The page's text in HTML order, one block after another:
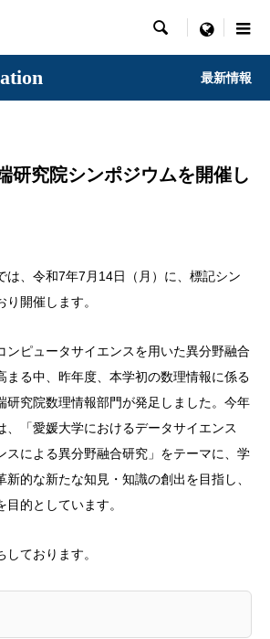
 menu
最新情報
研究院シンポジウムを開催し
は、令和7年7月14日（月）に、標記シン
開催します。
ンピュータサイエンスを用いた異分野融合
まる中、昨年度、本学初の数理情報に係る
研究院数理情報部門が発足しました。今年
、「愛媛大学におけるデータサイエンス
スによる異分野融合研究」をテーマに、学
新的な新たな知見・知識の創出を目指し、
的としています。
ております。